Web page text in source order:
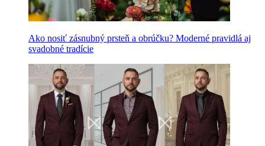
Ako nosiť zásnubný prsteň a obrúčku? Moderné pravidlá aj
svadobné tradície